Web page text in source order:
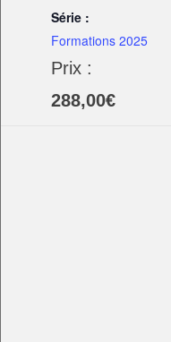
Série :
Formations 2025
Prix :
288,00€